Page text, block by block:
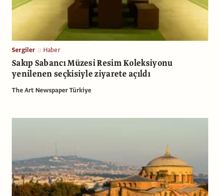
Sergiler Haber
Sakıp Sabancı Müzesi Resim Koleksiyonu
yenilenen seçkisiyle ziyarete açıldı
The Art Newspaper Türkiye